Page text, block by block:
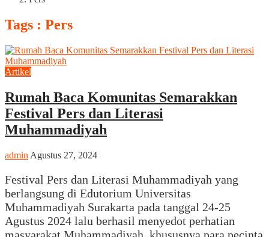
Tags : Pers
Artikel
Rumah Baca Komunitas Semarakkan
Festival Pers dan Literasi
Muhammadiyah
admin Agustus 27, 2024
Festival Pers dan Literasi Muhammadiyah yang
berlangsung di Edutorium Universitas
Muhammadiyah Surakarta pada tanggal 24-25
Agustus 2024 lalu berhasil menyedot perhatian